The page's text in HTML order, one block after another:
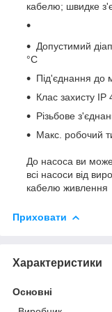
кабелю; швидке
Допустимий
°C
Під'єднання до
Клас захисту IP
Різьбове
Макс. робочий
До насоса ви
всі насоси від
кабелю живлення
Приховати
Характеристики
Основні